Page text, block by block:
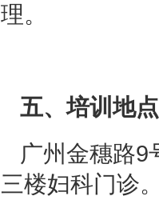
理。
五、培训地点
广州金穗路9
三楼妇科门诊